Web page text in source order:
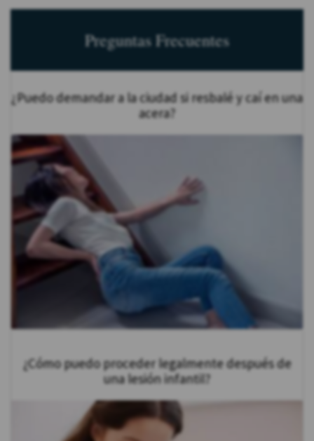
Preguntas Frecuentes
¿Puedo demandar a la ciudad si resbalé y caí en una
acera?
¿Cómo puedo proceder legalmente después de
una lesión infantil?